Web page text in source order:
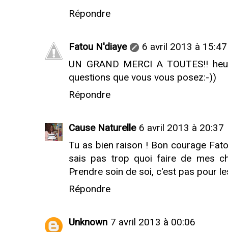
Répondre
Fatou N'diaye
6 avril 2013 à 15:47
UN GRAND MERCI A TOUTES!!
questions que vous vous posez:-))
Répondre
Cause Naturelle 6 avril 2013 à 20:37
Tu as bien raison ! Bon courage
sais pas trop quoi faire de mes
Prendre soin de soi, c'est pas pour
Répondre
Unknown 7 avril 2013 à 00:06